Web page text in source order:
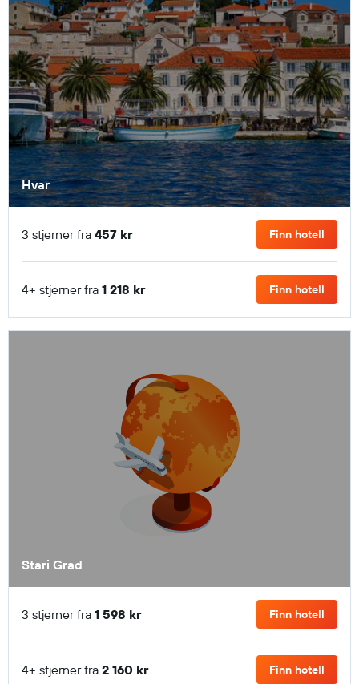
Hvar
3 stjerner fra 457 kr Finn hotell
4+ stjerner fra 1 218 kr Finn hotell
Stari Grad
3 stjerner fra 1 598 kr Finn hotell
4+ stjerner fra 2 160 kr Finn hotell